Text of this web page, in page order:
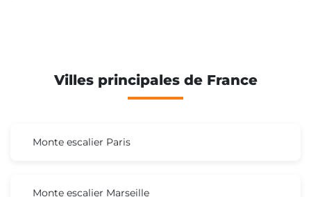
Villes principales de France
Monte escalier Paris
Monte escalier Marseille